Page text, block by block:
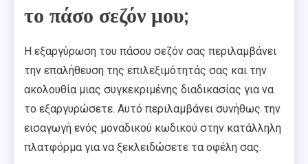
το πάσο σεζόν μου;
Η εξαργύρωση του πάσου σεζόν σας περιλαμβάνει
την επαλήθευση της επιλεξιμότητάς σας και την
ακολουθία μιας συγκεκριμένης διαδικασίας για να
το εξαργυρώσετε. Αυτό περιλαμβάνει συνήθως την
εισαγωγή ενός μοναδικού κωδικού στην κατάλληλη
πλατφόρμα για να ξεκλειδώσετε τα οφέλη σας.